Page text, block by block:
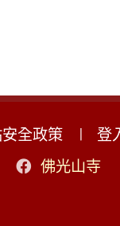
全政策
登
佛光山寺